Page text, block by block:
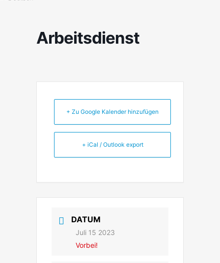
Arbeitsdienst
+ Zu Google Kalender hinzufügen
+ iCal / Outlook export
DATUM
Juli 15 2023
Vorbei!